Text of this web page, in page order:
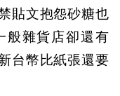
貼文抱怨砂糖也
般雜貨店卻還有
台幣比紙張還要